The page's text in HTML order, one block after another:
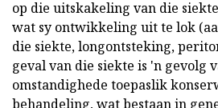
op die uitskakeling van die
wat sy ontwikkeling uit te lok
die siekte, longontsteking,
geval van die siekte is 'n gevolg
omstandighede toepaslik
behandeling, wat bestaan in